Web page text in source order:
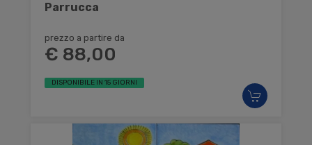
Parrucca
prezzo a partire da
€ 88,00
DISPONIBILE IN 15 GIORNI